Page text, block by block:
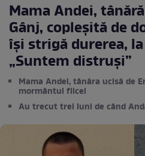
Mama Andei,
Gânj, copleșită de
își strigă durerea,
„Suntem distruși”
Mama Andei, tânăra ucisă de
mormântul fiicei
Au trecut trei luni de când